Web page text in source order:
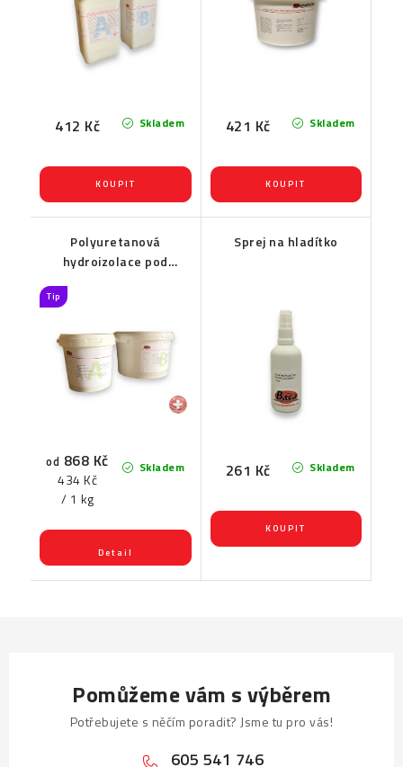
Skladem
412 Kč Skladem
421 Kč
Polyuretanová
hydroizolace pod
marmolit Water Izol
Tip
Skladem
od 868 Kč
Měrná
cena:
434 Kč
/ 1 kg
Sprej na hladítko
Skladem
261 Kč
Pomůžeme vám s výběrem
Potřebujete s něčím poradit? Jsme tu pro vás!
605 541 746